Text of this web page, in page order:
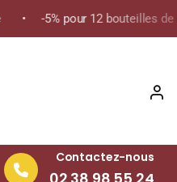
pour 12 bouteilles de
Contactez-nous